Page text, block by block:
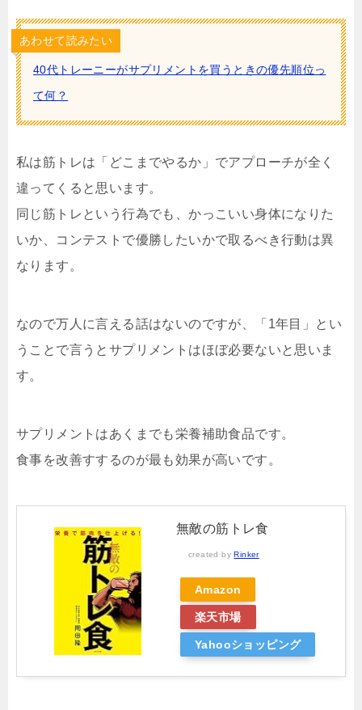
あわせて読みたい
40代トレーニーがサプリメントを買うときの優先順位っ
て何？
私は筋トレは「どこまでやるか」でアプローチが全く
違ってくると思います。
同じ筋トレという行為でも、かっこいい身体になりた
いか、コンテストで優勝したいかで取るべき行動は異
なります。
なので万人に言える話はないのですが、「1年目」とい
うことで言うとサプリメントはほぼ必要ないと思いま
す。
サプリメントはあくまでも栄養補助食品です。
食事を改善すするのが最も効果が高いです。
無敵の筋トレ食
created byRinker
Amazon
楽天市場
Yahooショッピング